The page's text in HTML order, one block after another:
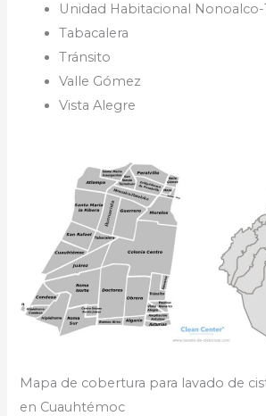
Unidad Habitacional
Tabacalera
Tránsito
Valle Gómez
Vista Alegre
Mapa de cobertura para lavado de
en Cuauhtémoc